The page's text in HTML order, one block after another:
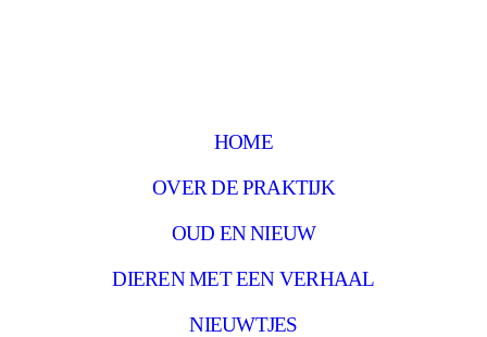
HOME
OVER DE PRAKTIJK
OUD EN NIEUW
DIEREN MET EEN VERHAAL
NIEUWTJES